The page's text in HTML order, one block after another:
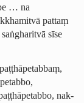
… na
pattaṃ
sīse
­nak­